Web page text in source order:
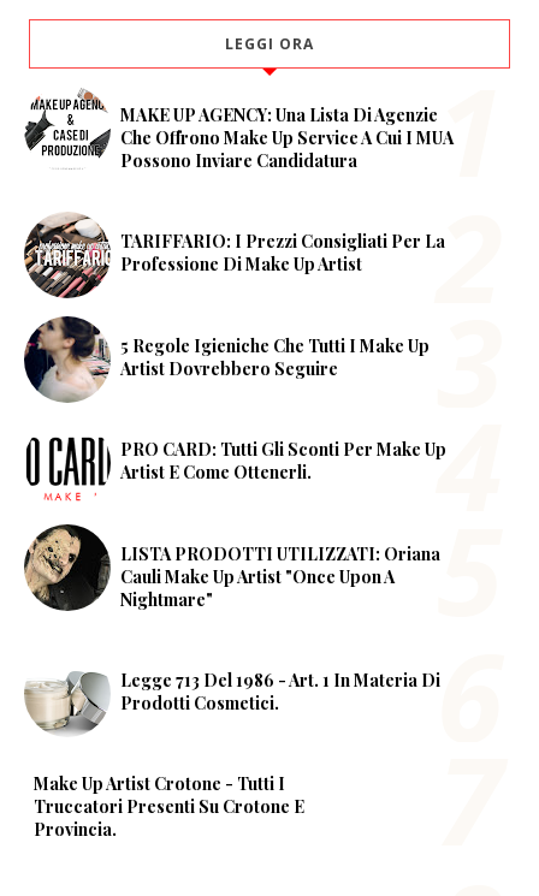
LEGGI ORA
MAKE UP AGENCY: Una Lista Di Agenzie
Che Offrono Make Up Service A Cui I MUA
Possono Inviare Candidatura
TARIFFARIO: I Prezzi Consigliati Per La
Professione Di Make Up Artist
5 Regole Igieniche Che Tutti I Make Up
Artist Dovrebbero Seguire
PRO CARD: Tutti Gli Sconti Per Make Up
Artist E Come Ottenerli.
LISTA PRODOTTI UTILIZZATI: Oriana
Cauli Make Up Artist "Once Upon A
Nightmare"
Legge 713 Del 1986 - Art. 1 In Materia Di
Prodotti Cosmetici.
Make Up Artist Crotone - Tutti I
Truccatori Presenti Su Crotone E
Provincia.